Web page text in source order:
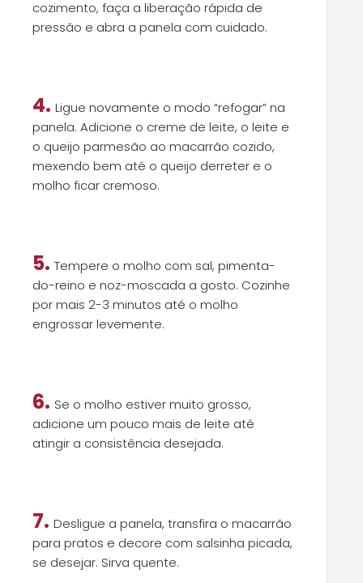
cozimento, faça a liberação rápida de
pressão e abra a panela com cuidado.
4.Ligue novamente o modo “refogar” na
panela. Adicione o creme de leite, o leite e
o queijo parmesão ao macarrão cozido,
mexendo bem até o queijo derreter e o
molho ficar cremoso.
5.Tempere o molho com sal, pimenta-
do-reino e noz-moscada a gosto. Cozinhe
por mais 2-3 minutos até o molho
engrossar levemente.
6. Se o molho estiver muito grosso,
adicione um pouco mais de leite até
atingir a consistência desejada.
7.Desligue a panela, transfira o macarrão
para pratos e decore com salsinha picada,
se desejar. Sirva quente.